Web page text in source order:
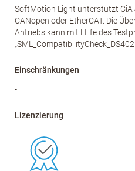
SoftMotion Light unterstützt
CANopen oder EtherCAT. Die
Antriebs kann mit Hilfe des
Einschränkungen
-
Lizenzierung